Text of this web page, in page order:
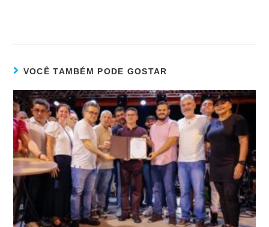
VOCÊ TAMBÉM PODE GOSTAR